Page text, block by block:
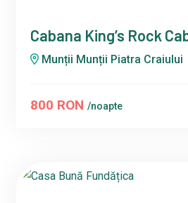
Cabana King’s Rock
Munții Munții Piatra Craiului
800 RON/noapte